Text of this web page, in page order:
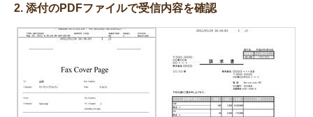
2. 添付のPDFファイルで受信内容を確認